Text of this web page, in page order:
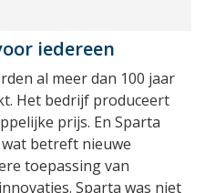
iedereen
al meer dan 100 jaar
Het bedrijf produceert
prijs. En Sparta
betreft nieuwe
toepassing van
Sparta was niet